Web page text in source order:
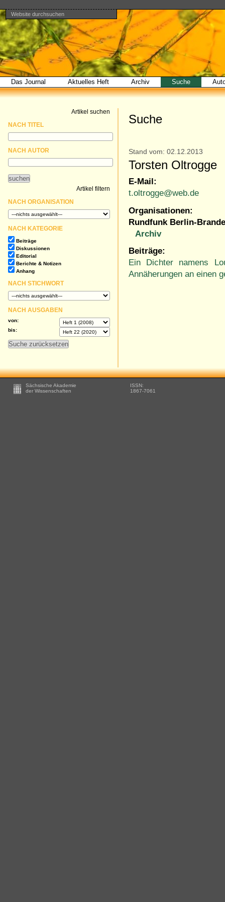
Direkt
zum
Inhalt
|
Direkt
zur
Navigation
Benutzerspezifische
Werkzeuge
Website durchsuchen
Erweiterte
Suche…
Bereiche
Das Journal Aktuelles Heft Archiv Suche
Suche
Stand vom: 02.12.2013
Torsten Oltrogge
E-Mail:
t.oltrogge@web.de
Organisationen:
Rundfunk Berlin-
Archiv
Beiträge:
Ein Dichter namens
Annäherungen an einen
Artikel suchen
NACH TITEL
NACH AUTOR
Artikel filtern
NACH ORGANISATION
NACH KATEGORIE
Beiträge
Diskussionen
Editorial
Berichte & Notizen
Anhang
NACH STICHWORT
NACH AUSGABEN
von:
bis:
Footer
Sächsische Akademie
der Wissenschaften
ISSN:
1867-7061